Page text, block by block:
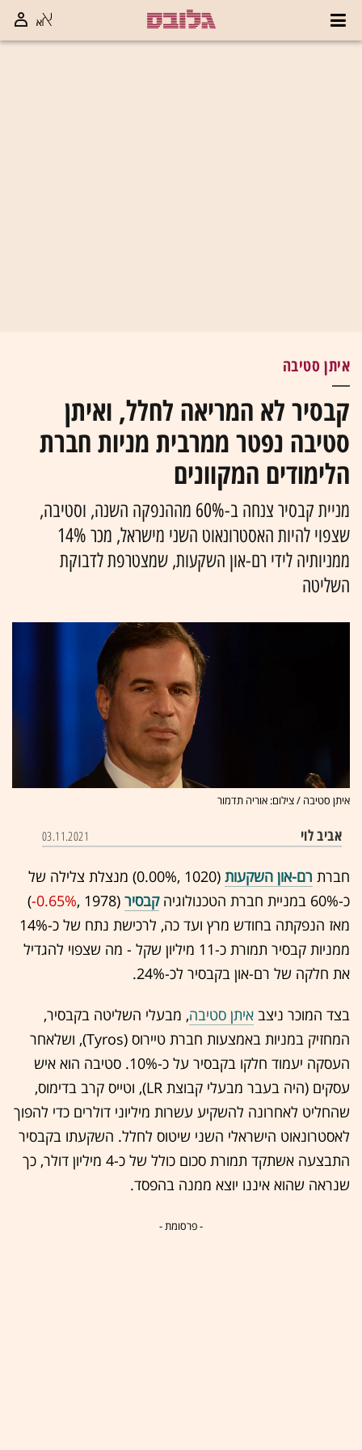
איתן סטיבה
קבסיר לא המריאה לחלל, ואיתן
סטיבה נפטר ממרבית מניות חברת
הלימודים המקוונים
מניית קבסיר צנחה ב-60% מההנפקה השנה, וסטיבה,
שצפוי להיות האסטרונאוט השני מישראל, מכר 14%
ממניותיה לידי רם-און השקעות, שמצטרפת לדבוקת
השליטה
איתן סטיבה / צילום: אוריה תדמור
אביב לוי 03.11.2021
חברת רם-און השקעות (1020 ,‎
0.00%‏) מנצלת צלילה של
כ-60% במניית חברת הטכנולוגיה
קבסיר (1978 ,‎
-0.65%
‏)
מאז הנפקתה בחודש מרץ ועד כה, לרכישת נתח של כ-14%
ממניות קבסיר תמורת כ-11 מיליון שקל - מה שצפוי להגדיל
את חלקה של רם-און בקבסיר לכ-24%.
בצד המוכר ניצב איתן סטיבה, מבעלי השליטה בקבסיר,
המחזיק במניות באמצעות חברת טיירוס (Tyros), ושלאחר
העסקה יעמוד חלקו בקבסיר על כ-10%. סטיבה הוא איש
עסקים (היה בעבר מבעלי קבוצת LR), וטייס קרב בדימוס,
שהחליט לאחרונה להשקיע עשרות מיליוני דולרים כדי להפוך
לאסטרונאוט הישראלי השני שיטוס לחלל. השקעתו בקבסיר
התבצעה אשתקד תמורת סכום כולל של כ-4 מיליון דולר, כך
שנראה שהוא איננו יוצא ממנה בהפסד.
- פרסומת -